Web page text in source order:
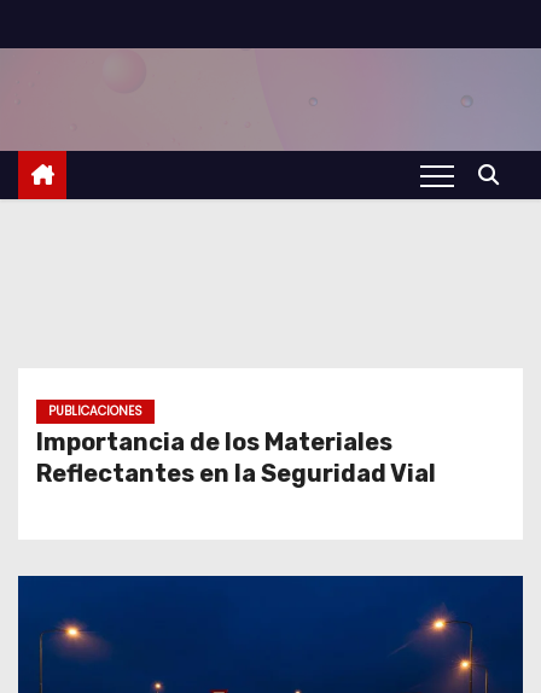
a
r
PUBLICACIONES
Importancia de los Materiales
Reflectantes en la Seguridad Vial